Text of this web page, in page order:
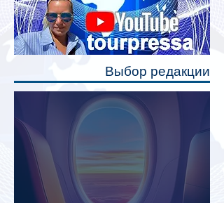
станут индивидуальные шторки у
каждого спального места. Они
позволят пассажирам закрыть свою
полку во время сна или отдыха,
Выбор редакции